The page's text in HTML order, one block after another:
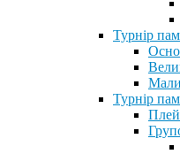
Турнір
Турнір